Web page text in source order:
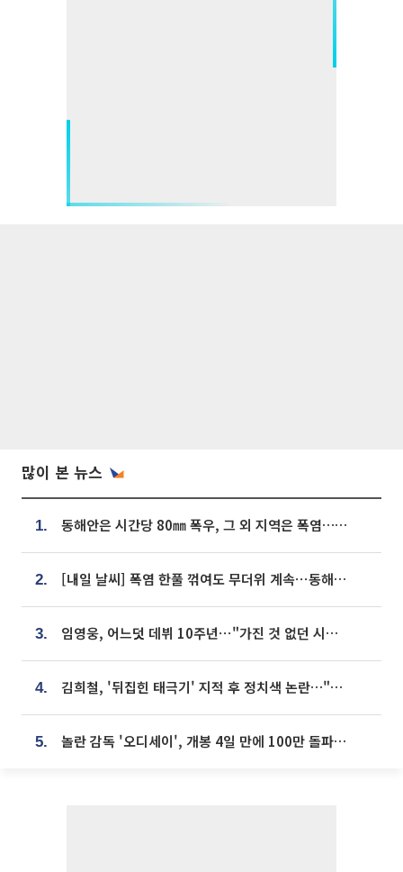
많이 본 뉴스
1. 동해안은 시간당 80㎜ 폭우, 그 외 지역은 폭염…‘극과 극 날씨’
2. [내일 날씨] 폭염 한풀 꺾여도 무더위 계속⋯동해안 이틀 연속 비
3. 임영웅, 어느덧 데뷔 10주년⋯"가진 것 없던 시절, 내 앞엔 20명의 팬뿐"
4. 김희철, '뒤집힌 태극기' 지적 후 정치색 논란…"좌우 떠나 우리나라 국기"
5. 놀란 감독 '오디세이', 개봉 4일 만에 100만 돌파⋯'왕사남' 보다 빠르다